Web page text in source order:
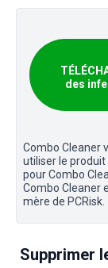
des
Combo Cleaner
utiliser le
pour Combo
Combo Cleaner
mère de PCRisk.
Supprimer